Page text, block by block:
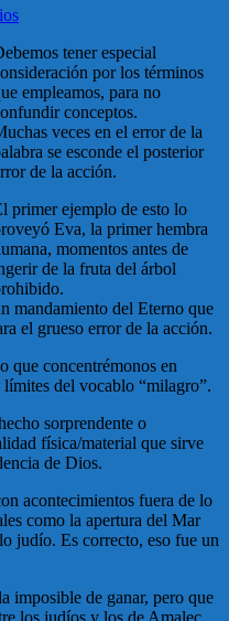
tener especial
por los términos
empleamos, para no
conceptos.
veces en el error de la
se esconde el posterior
de la acción.
primer ejemplo de esto lo
Eva, la primer hembra
momentos antes de
de la fruta del árbol
mandamiento del Eterno que
el grueso error de la acción.
que concentrémonos en
del vocablo “milagro”.
sorprendente o
física/material que sirve
de Dios.
acontecimientos fuera de lo
como la apertura del Mar
judío. Es correcto, eso fue un
imposible de ganar, pero que
los judíos y los de Amalec.